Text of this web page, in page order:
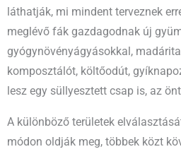
láthatják, mi mindent terveznek
meglévő fák gazdagodnak új
gyógynövényágyásokkal,
komposztálót, költőodút,
lesz egy süllyesztett csap is, az
A különböző területek
módon oldják meg, többek közt